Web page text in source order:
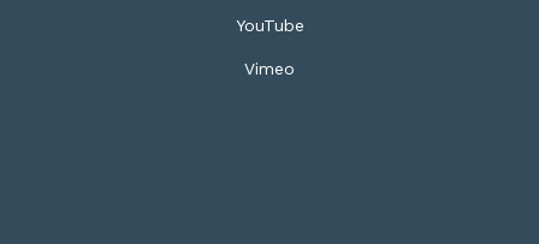
YouTube
Vimeo